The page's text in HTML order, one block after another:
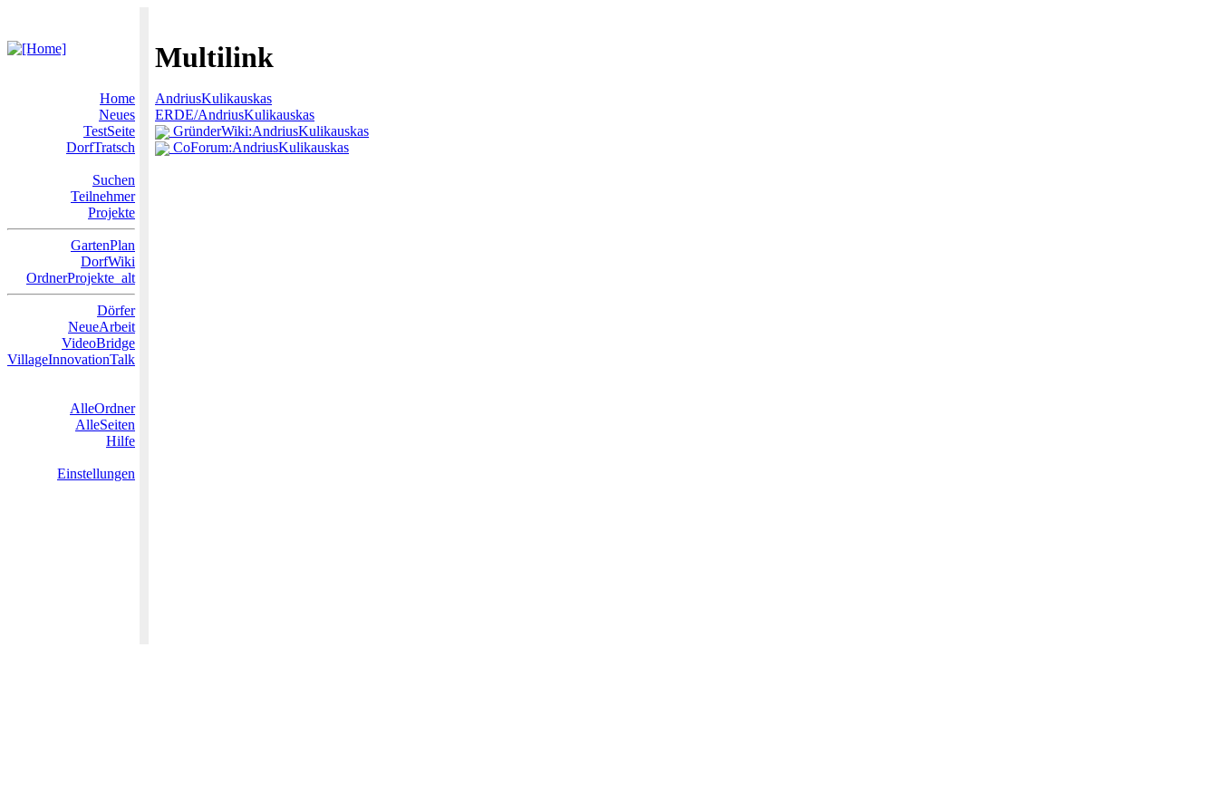
Multilink
Home
Neues
TestSeite
DorfTratsch
Suchen
Teilnehmer
Projekte
GartenPlan
DorfWiki
OrdnerProjekte_alt
Dörfer
NeueArbeit
VideoBridge
VillageInnovationTalk
AlleOrdner
AlleSeiten
Hilfe
Einstellungen
AndriusKulikauskas
ERDE/AndriusKulikauskas
GründerWiki:AndriusKulikauskas
CoForum:AndriusKulikauskas